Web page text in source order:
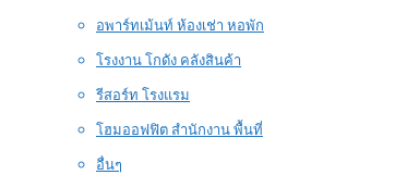
อพาร์ทเม้นท์ ห้องเช่า หอพัก
โรงงาน โกดัง คลังสินค้า
รีสอร์ท โรงแรม
โฮมออฟฟิต สำนักงาน พื้นที่
อื่นๆ